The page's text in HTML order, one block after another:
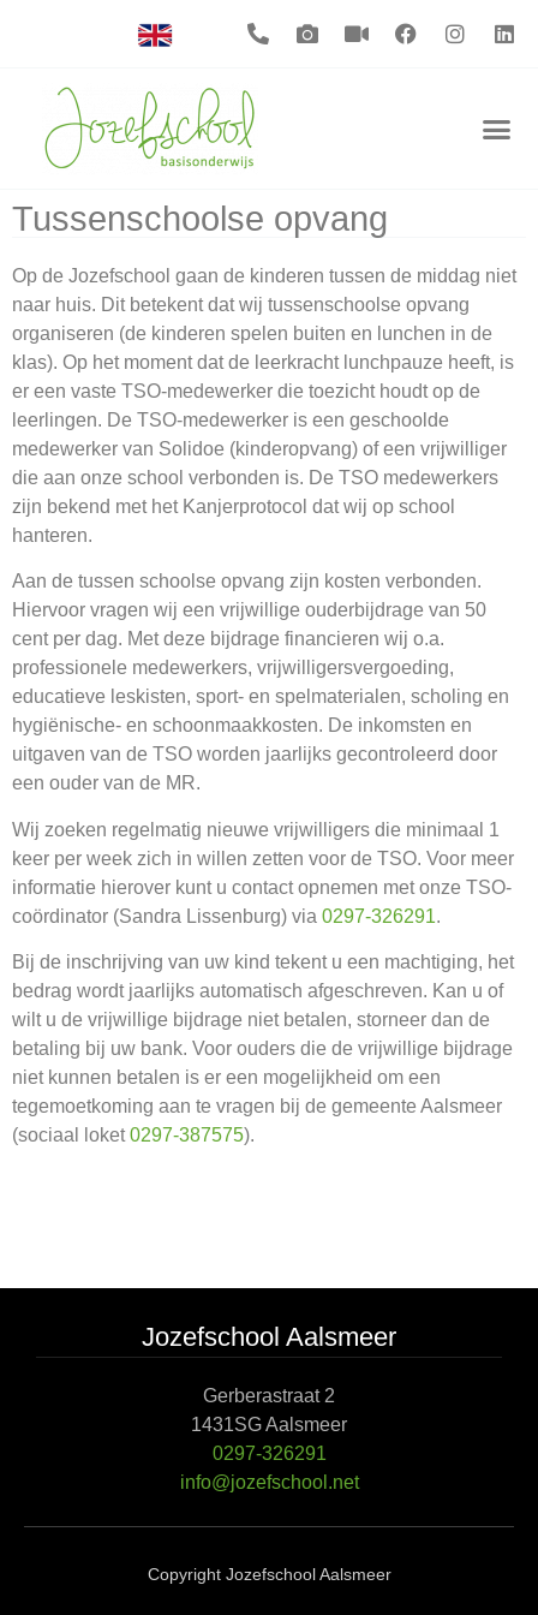
Tussenschoolse opvang
Op de Jozefschool gaan de kinderen tussen de middag niet
naar huis. Dit betekent dat wij tussenschoolse opvang
organiseren (de kinderen spelen buiten en lunchen in de
klas). Op het moment dat de leerkracht lunchpauze heeft, is
er een vaste TSO-medewerker die toezicht houdt op de
leerlingen. De TSO-medewerker is een geschoolde
medewerker van Solidoe (kinderopvang) of een vrijwilliger
die aan onze school verbonden is. De TSO medewerkers
zijn bekend met het Kanjerprotocol dat wij op school
hanteren.
Aan de tussen schoolse opvang zijn kosten verbonden.
Hiervoor vragen wij een vrijwillige ouderbijdrage van 50
cent per dag. Met deze bijdrage financieren wij o.a.
professionele medewerkers, vrijwilligersvergoeding,
educatieve leskisten, sport- en spelmaterialen, scholing en
hygiënische- en schoonmaakkosten. De inkomsten en
uitgaven van de TSO worden jaarlijks gecontroleerd door
een ouder van de MR.
Wij zoeken regelmatig nieuwe vrijwilligers die minimaal 1
keer per week zich in willen zetten voor de TSO. Voor meer
informatie hierover kunt u contact opnemen met onze TSO-
coördinator (Sandra Lissenburg) via 0297-326291.
Bij de inschrijving van uw kind tekent u een machtiging, het
bedrag wordt jaarlijks automatisch afgeschreven. Kan u of
wilt u de vrijwillige bijdrage niet betalen, storneer dan de
betaling bij uw bank. Voor ouders die de vrijwillige bijdrage
niet kunnen betalen is er een mogelijkheid om een
tegemoetkoming aan te vragen bij de gemeente Aalsmeer
(sociaal loket0297-387575).
Jozefschool Aalsmeer
Gerberastraat 2
1431SG Aalsmeer
0297-326291
info@jozefschool.net
Copyright Jozefschool Aalsmeer